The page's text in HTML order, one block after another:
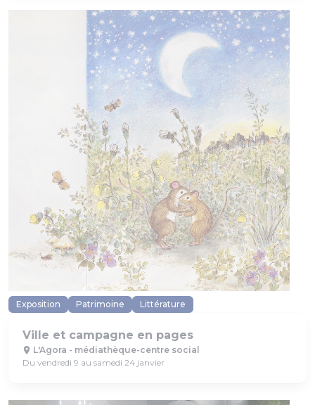
Exposition Patrimoine Littérature
Ville et campagne en pages
L'Agora - médiathèque-centre social
Du vendredi 9 au samedi 24 janvier